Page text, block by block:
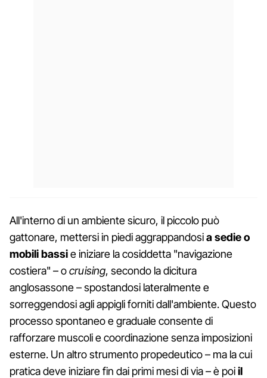
All'interno di un ambiente sicuro, il piccolo può
gattonare, mettersi in piedi aggrappandosia sedie o
mobili bassie iniziare la cosiddetta "navigazione
costiera" – ocruising, secondo la dicitura
anglosassone – spostandosi lateralmente e
sorreggendosi agli appigli forniti dall'ambiente. Questo
processo spontaneo e graduale consente di
rafforzare muscoli e coordinazione senza imposizioni
esterne. Un altro strumento propedeutico – ma la cui
pratica deve iniziare fin dai primi mesi di via – è poiil